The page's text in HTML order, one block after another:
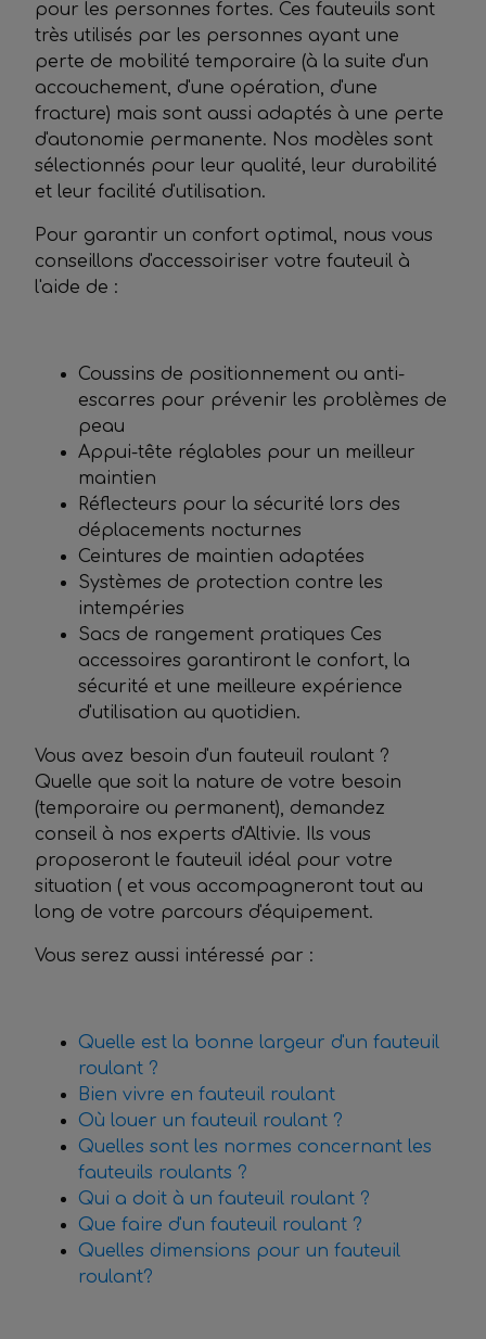
pour les personnes fortes. Ces fauteuils sont
très utilisés par les personnes ayant une
perte de mobilité temporaire (à la suite d'un
accouchement, d'une opération, d'une
fracture) mais sont aussi adaptés à une perte
d'autonomie permanente. Nos modèles sont
sélectionnés pour leur qualité, leur durabilité
et leur facilité d'utilisation.
Pour garantir un confort optimal, nous vous
conseillons d'accessoiriser votre fauteuil à
l'aide de :
Coussins de positionnement ou anti-
escarres pour prévenir les problèmes de
peau
Appui-tête réglables pour un meilleur
maintien
Réflecteurs pour la sécurité lors des
déplacements nocturnes
Ceintures de maintien adaptées
Systèmes de protection contre les
intempéries
Sacs de rangement pratiques Ces
accessoires garantiront le confort, la
sécurité et une meilleure expérience
d'utilisation au quotidien.
Vous avez besoin d'un fauteuil roulant ?
Quelle que soit la nature de votre besoin
(temporaire ou permanent), demandez
conseil à nos experts d'Altivie. Ils vous
proposeront le fauteuil idéal pour votre
situation ( et vous accompagneront tout au
long de votre parcours d'équipement.
Vous serez aussi intéressé par :
Quelle est la bonne largeur d'un fauteuil
roulant ?
Bien vivre en fauteuil roulant
Où louer un fauteuil roulant ?
Quelles sont les normes concernant les
fauteuils roulants ?
Qui a doit à un fauteuil roulant ?
Que faire d'un fauteuil roulant ?
Quelles dimensions pour un fauteuil
roulant?